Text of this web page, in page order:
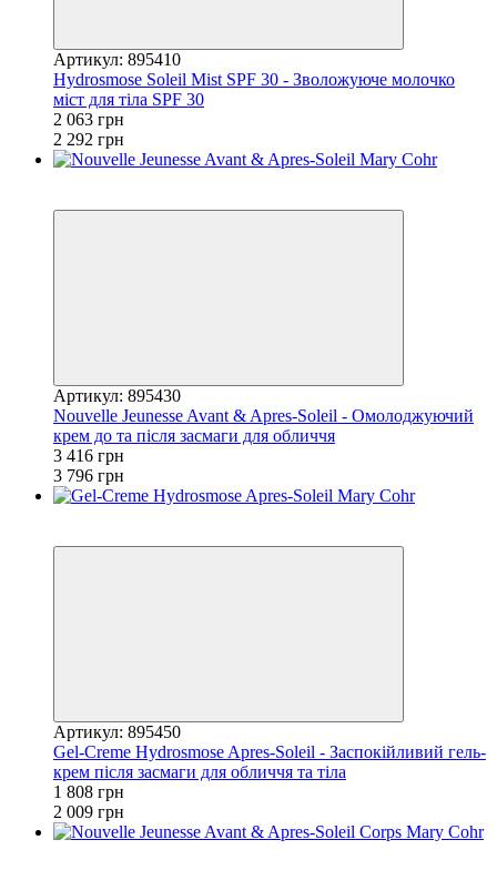
Артикул: 895410
Hydrosmose Soleil Mist SPF 30 - Зволожуюче молочко
міст для тіла SPF 30
2 063 грн
2 292 грн
Артикул: 895430
Nouvelle Jeunesse Avant & Apres-Soleil - Омолоджуючий
крем до та після засмаги для обличчя
3 416 грн
3 796 грн
Артикул: 895450
Gel-Creme Hydrosmose Apres-Soleil - Заспокійливий гель-
крем після засмаги для обличчя та тіла
1 808 грн
2 009 грн